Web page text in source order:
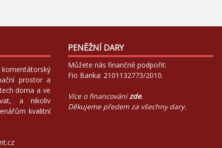
komentátorský
prostor a
doma a ve
a nikoliv
kvalitní
PENĚŽNÍ DARY
Můžete nás finančně podpořit:
Fio Banka: 2101132773/2010.
Více o financovánízde.
Děkujeme předem za všechny dary.